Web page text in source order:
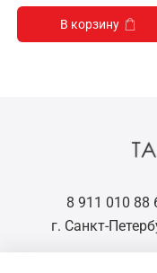
В корзину
8 911 010 88
г. Санкт-